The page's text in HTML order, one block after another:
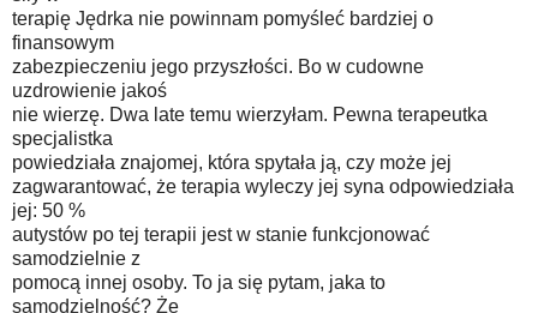
terapię Jędrka nie powinnam pomyśleć bardziej o
finansowym
zabezpieczeniu jego przyszłości. Bo w cudowne
uzdrowienie jakoś
nie wierzę. Dwa late temu wierzyłam. Pewna terapeutka
specjalistka
powiedziała znajomej, która spytała ją, czy może jej
zagwarantować, że terapia wyleczy jej syna odpowiedziała
jej: 50 %
autystów po tej terapii jest w stanie funkcjonować
samodzielnie z
pomocą innej osoby. To ja się pytam, jaka to
samodzielność? Że